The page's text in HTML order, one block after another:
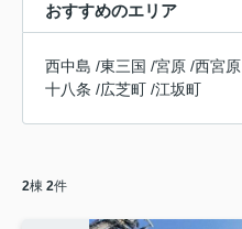
おすすめのエリア
西中島 /東三国 /宮原 /西宮原
十八条 /広芝町 /江坂町
2棟 2件